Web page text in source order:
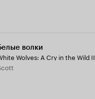
волки
Wolves: A Cry in the Wild II
Scott